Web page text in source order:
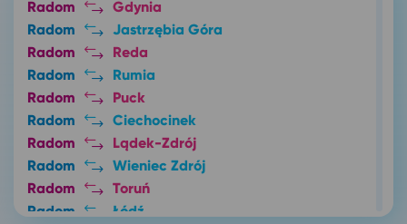
Radom
Gdynia
Radom
Jastrzębia Góra
Radom
Reda
Radom
Rumia
Radom
Puck
Radom
Ciechocinek
Radom
Lądek-Zdrój
Radom
Wieniec Zdrój
Radom
Toruń
Radom
Łódź